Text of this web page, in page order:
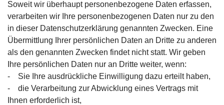
Soweit wir überhaupt personenbezogene Daten erfassen,
verarbeiten wir Ihre personenbezogenen Daten nur zu den
in dieser Datenschutzerklärung genannten Zwecken. Eine
Übermittlung Ihrer persönlichen Daten an Dritte zu anderen
als den genannten Zwecken findet nicht statt. Wir geben
Ihre persönlichen Daten nur an Dritte weiter, wenn:
- Sie Ihre ausdrückliche Einwilligung dazu erteilt haben,
- die Verarbeitung zur Abwicklung eines Vertrags mit
Ihnen erforderlich ist,